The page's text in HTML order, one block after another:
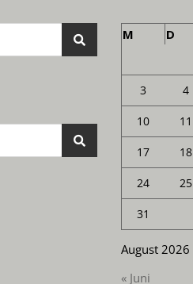
August 2026
M D
3 4
10 11
17 18
24 25
31
« Juni